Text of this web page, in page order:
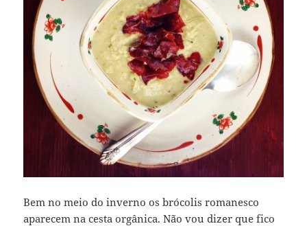
Bem no meio do inverno os brócolis romanesco
aparecem na cesta orgânica. Não vou dizer que fico